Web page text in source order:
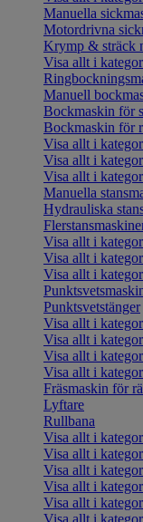
Manuella
Motordrivna
Krymp & sträck
Visa allt i
Manuell
Bockmaskin för
Bockmaskin för
Visa allt i
Visa allt i
Visa allt i
Manuella
Hydrauliska
Visa allt i
Visa allt i
Visa allt i
Punktsvetstänger
Visa allt i
Visa allt i
Visa allt i
Visa allt i
Fräsmaskin för
Lyftare
Rullbana
Visa allt i
Visa allt i
Visa allt i
Visa allt i
Visa allt i
Visa allt i